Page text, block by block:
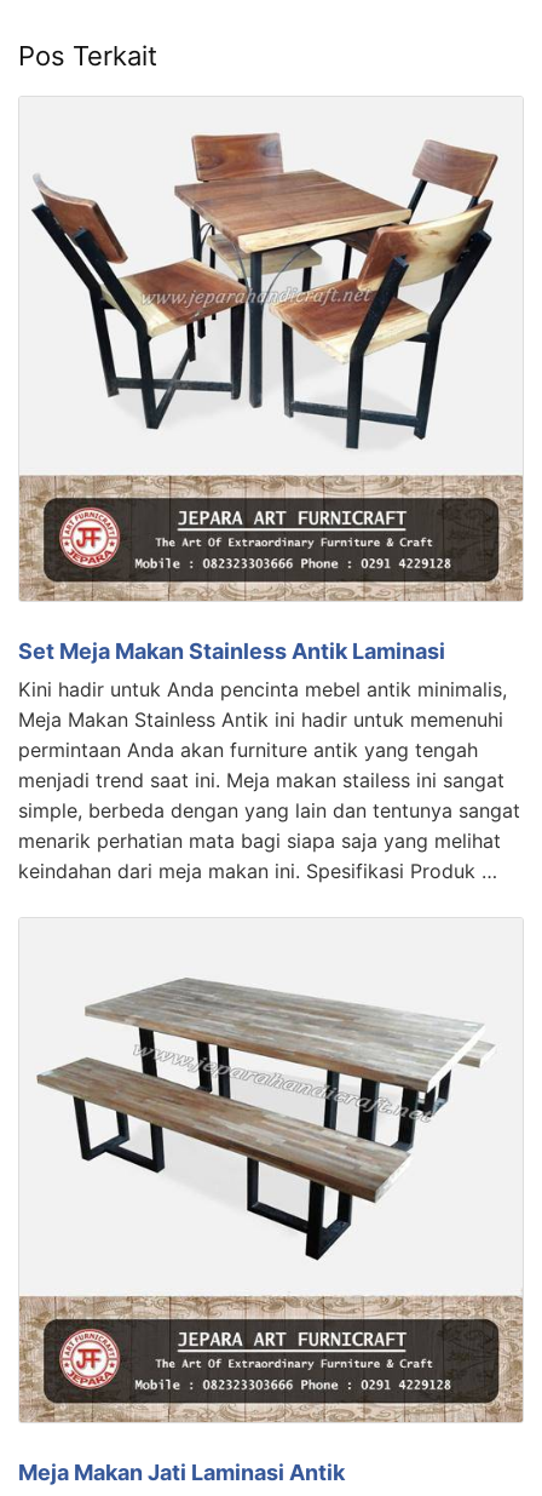
Pos Terkait
Set Meja Makan Stainless Antik Laminasi
Kini hadir untuk Anda pencinta mebel antik minimalis,
Meja Makan Stainless Antik ini hadir untuk memenuhi
permintaan Anda akan furniture antik yang tengah
menjadi trend saat ini. Meja makan stailess ini sangat
simple, berbeda dengan yang lain dan tentunya sangat
menarik perhatian mata bagi siapa saja yang melihat
keindahan dari meja makan ini. Spesifikasi Produk …
Meja Makan Jati Laminasi Antik